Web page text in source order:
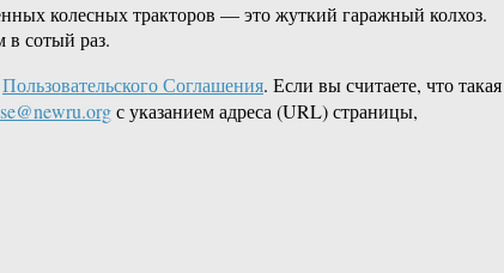
колесных тракторов — это жуткий гаражный колхоз.
в сотый раз.
Пользовательского Соглашения. Если вы считаете, что такая
с указанием адреса (URL) страницы,